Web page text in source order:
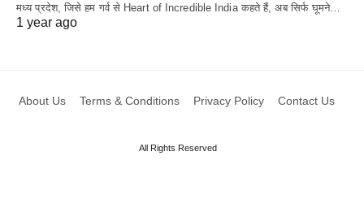
मध्य प्रदेश, जिसे हम गर्व से Heart of Incredible India कहते हैं, अब सिर्फ घूमने…
1 year ago
About Us Terms & Conditions Privacy Policy Contact Us
All Rights Reserved